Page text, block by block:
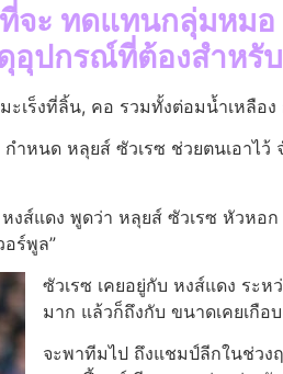
จะ ทดแทนกลุ่มหม
อุปกรณ์ที่ต้องสำหรับ
เร็งที่ลิ้น, คอ รวมทั้งต่อมน้ำเหลือ
ำหนด หลุยส์ ซัวเรซ ช่วยตนเอาไ
ส์แดง พูดว่า หลุยส์ ซัวเรซ หัวหอ
อร์พูล”
ซัวเรซ เคยอยู่กับ หงส์แดง ระ
มาก แล้วก็ถึงกับ ขนาดเคยเกือบ
จะพาทีมไป ถึงแชมป์ลีกในช่วง